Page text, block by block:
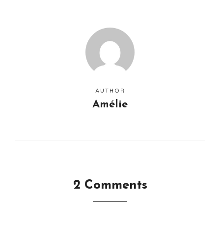
AUTHOR
Amélie
2 Comments